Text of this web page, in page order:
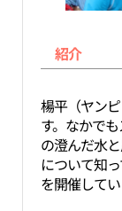
紹介
楊平（ヤン
す。なかで
の澄んだ水
について知
を開催してい